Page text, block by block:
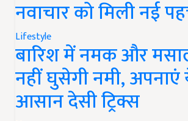
नवाचार को मिली नई
Lifestyle
बारिश में नमक और
नहीं घुसेगी नमी, अपनाएं
आसान देसी ट्रिक्स